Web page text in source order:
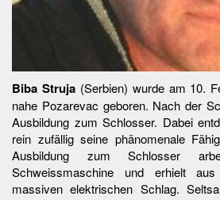
Biba Struja (Serbien) wurde am 10.
nahe Pozarevac geboren. Nach der
Ausbildung zum Schlosser. Dabei
rein zufällig seine phänomenale
Ausbildung zum Schlosser
Schweissmaschine und erhielt
massiven elektrischen Schlag.